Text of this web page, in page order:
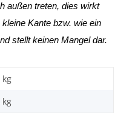
außen treten, dies wirkt
Kante bzw. wie ein
stellt keinen Mangel dar.
kg
kg